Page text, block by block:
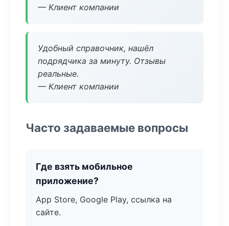
— Клиент компании
Удобный справочник, нашёл
подрядчика за минуту. Отзывы
реальные.
— Клиент компании
Часто задаваемые вопросы
Где взять мобильное
приложение?
App Store, Google Play, ссылка на
сайте.